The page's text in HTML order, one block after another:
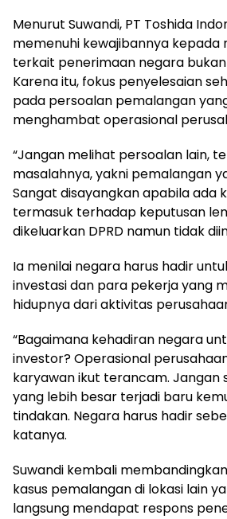
Menurut Suwandi, PT Toshida
memenuhi kewajibannya kepada
terkait penerimaan negara bukan
Karena itu, fokus penyelesaian
pada persoalan pemalangan
menghambat operasional
“Jangan melihat persoalan lain,
masalahnya, yakni pemalangan
Sangat disayangkan apabila ada
termasuk terhadap keputusan
dikeluarkan DPRD namun tidak
Ia menilai negara harus hadir
investasi dan para pekerja yang
hidupnya dari aktivitas
“Bagaimana kehadiran negara
investor? Operasional
karyawan ikut terancam. Jangan
yang lebih besar terjadi baru
tindakan. Negara harus hadir
katanya.
Suwandi kembali
kasus pemalangan di lokasi lain
langsung mendapat respons